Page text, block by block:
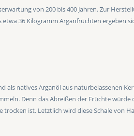
von 200 bis 400 Jahren. Zur
36 Kilogramm Arganfrüchten ergeben
als natives Arganöl aus naturbelassenen
Denn das Abreißen der Früchte
ist. Letztlich wird diese Schale von